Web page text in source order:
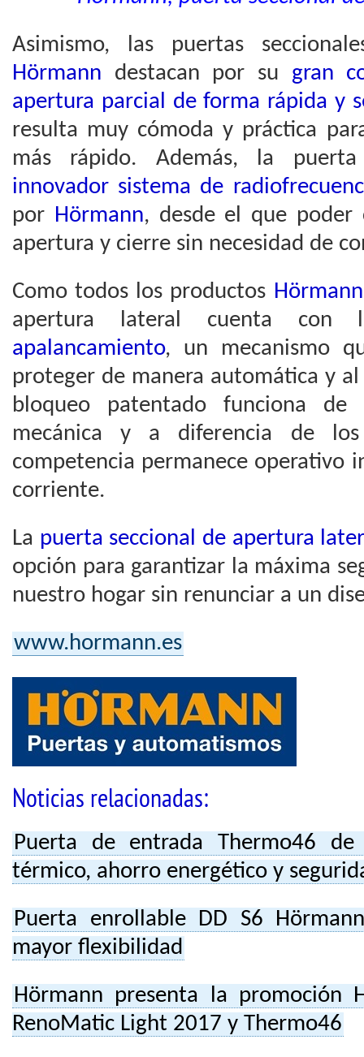
Asimismo, las puertas
Hörmann destacan por su gran
apertura parcial de forma rápida y
resulta muy cómoda y práctica
más rápido. Además, la
innovador sistema de
por Hörmann, desde el que
apertura y cierre sin necesidad de
Como todos los productos Hörmann
apertura lateral cuenta
apalancamiento, un mecanismo
proteger de manera automática y
bloqueo patentado funciona de
mecánica y a diferencia de
competencia permanece operativo
corriente.
La puerta seccional de apertura
opción para garantizar la máxima
nuestro hogar sin renunciar a un
www.hormann.es
Noticias relacionadas:
Puerta de entrada Thermo46 de
térmico, ahorro energético y
Puerta enrollable DD S6
mayor flexibilidad
Hörmann presenta la promoción
RenoMatic Light 2017 y Thermo46